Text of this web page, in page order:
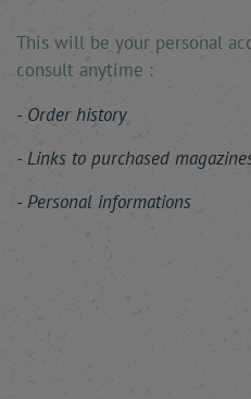
This will be your personal
consult anytime :
Order history
Links to purchased
Personal informations